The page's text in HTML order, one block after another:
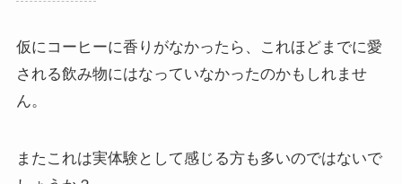
仮にコーヒーに香りがなかったら、これほどまでに愛
される飲み物にはなっていなかったのかもしれませ
ん。
またこれは実体験として感じる方も多いのではないで